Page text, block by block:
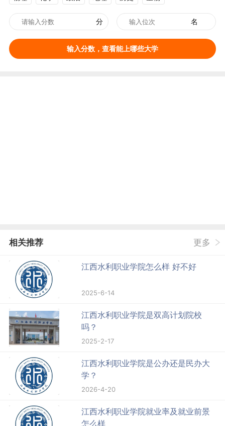
分 名
输入分数，查看能上哪些大学
相关推荐 更多
江西水利职业学院怎么样 好不好
2025-6-14
江西水利职业学院是双高计划院校
吗？
2025-2-17
江西水利职业学院是公办还是民办大
学？
2026-4-20
江西水利职业学院就业率及就业前景
怎么样